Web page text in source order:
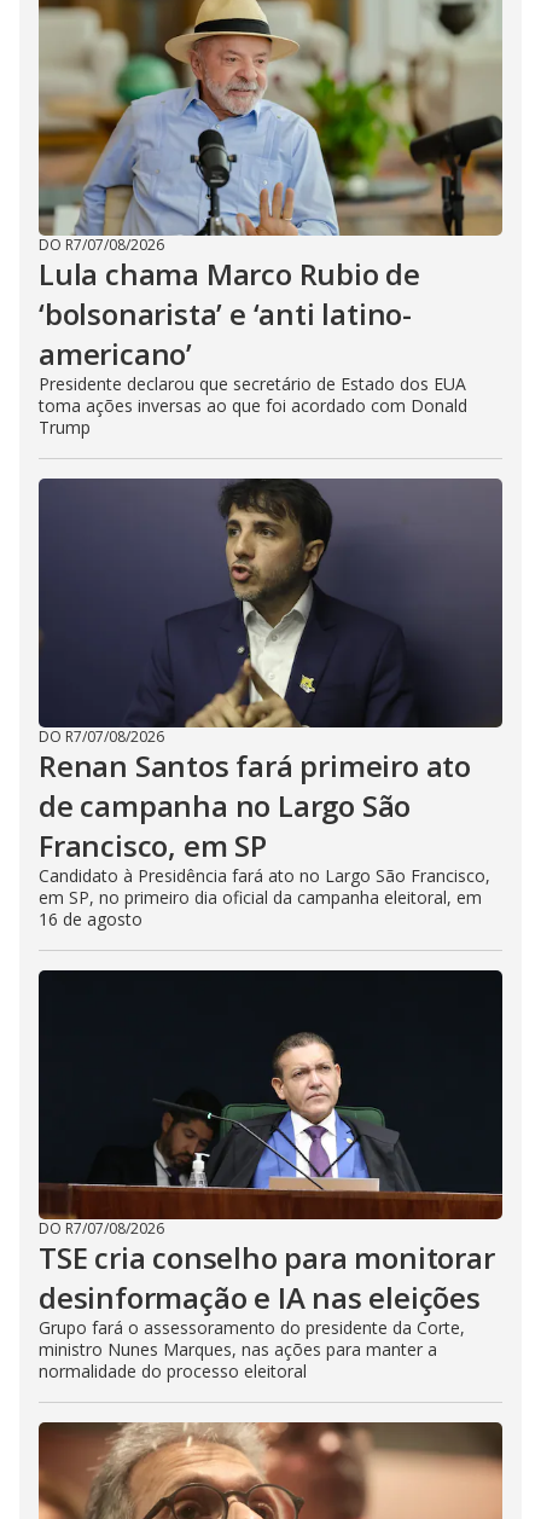
DO R7/07/08/2026
Lula chama Marco Rubio de
‘bolsonarista’ e ‘anti latino-
americano’
Presidente declarou que secretário de Estado dos EUA
toma ações inversas ao que foi acordado com Donald
Trump
DO R7/07/08/2026
Renan Santos fará primeiro ato
de campanha no Largo São
Francisco, em SP
Candidato à Presidência fará ato no Largo São Francisco,
em SP, no primeiro dia oficial da campanha eleitoral, em
16 de agosto
DO R7/07/08/2026
TSE cria conselho para monitorar
desinformação e IA nas eleições
Grupo fará o assessoramento do presidente da Corte,
ministro Nunes Marques, nas ações para manter a
normalidade do processo eleitoral